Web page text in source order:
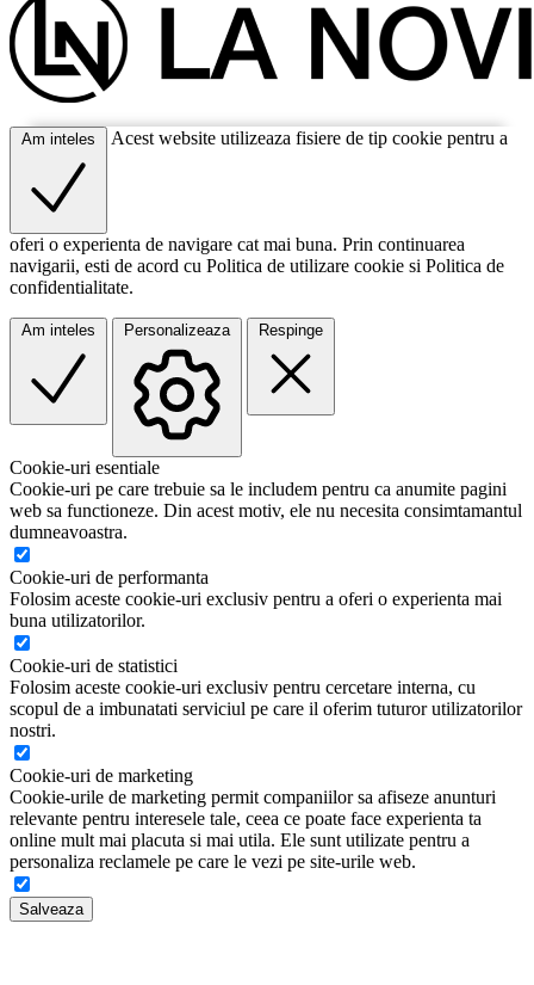
Acest website utilizeaza fisiere de tip cookie pentru a
oferi o experienta de navigare cat mai buna. Prin continuarea
navigarii, esti de acord cu Politica de utilizare cookie si Politica de
confidentialitate.
Cookie-uri esentiale
Cookie-uri pe care trebuie sa le includem pentru ca anumite pagini
web sa functioneze. Din acest motiv, ele nu necesita consimtamantul
dumneavoastra.
Cookie-uri de performanta
Folosim aceste cookie-uri exclusiv pentru a oferi o experienta mai
buna utilizatorilor.
Cookie-uri de statistici
Folosim aceste cookie-uri exclusiv pentru cercetare interna, cu
scopul de a imbunatati serviciul pe care il oferim tuturor utilizatorilor
nostri.
Cookie-uri de marketing
Cookie-urile de marketing permit companiilor sa afiseze anunturi
relevante pentru interesele tale, ceea ce poate face experienta ta
online mult mai placuta si mai utila. Ele sunt utilizate pentru a
personaliza reclamele pe care le vezi pe site-urile web.
Salveaza